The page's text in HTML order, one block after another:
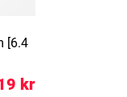
[6.4
kr